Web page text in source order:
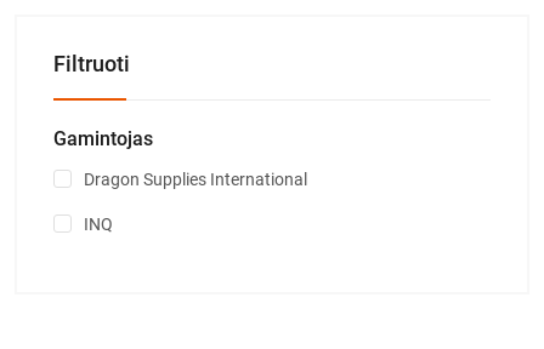
Filtruoti
Gamintojas
Dragon Supplies International
INQ